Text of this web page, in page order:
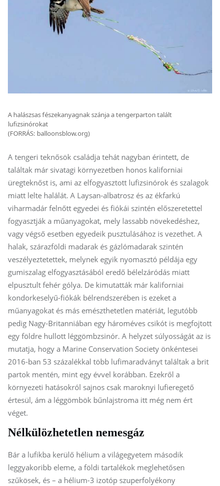
A halászsas fészekanyagnak szánja a tengerparton talált
lufizsinórokat
(FORRÁS: balloonsblow.org)
A tengeri teknősök családja tehát nagyban érintett, de
találtak már sivatagi környezetben honos kaliforniai
üregteknőst is, ami az elfogyasztott lufizsinórok és szalagok
miatt lelte halálát. A Laysan-albatrosz és az ékfarkú
viharmadár felnőtt egyedei és fiókái szintén előszeretettel
fogyasztják a műanyagokat, mely lassabb növekedéshez,
vagy végső esetben egyedeik pusztulásához is vezethet. A
halak, szárazföldi madarak és gázlómadarak szintén
veszélyeztetettek, melynek egyik nyomasztó példája egy
gumiszalag elfogyasztásából eredő bélelzáródás miatt
elpusztult fehér gólya. De kimutatták már kaliforniai
kondorkeselyű-fiókák bélrendszerében is ezeket a
műanyagokat és más emészthetetlen matériát, legutóbb
pedig Nagy-Britanniában egy hároméves csikót is megfojtott
egy földre hullott léggömbzsinór. A helyzet súlyosságát az is
mutatja, hogy a Marine Conservation Society önkéntesei
2016-ban 53 százalékkal több lufimaradványt találtak a brit
partok mentén, mint egy évvel korábban. Ezekről a
környezeti hatásokról sajnos csak maroknyi lufieregető
értesül, ám a léggömbök bűnlajstroma itt még nem ért
véget.
Nélkülözhetetlen nemesgáz
Bár a lufikba kerülő hélium a világegyetem második
leggyakoribb eleme, a földi tartalékok meglehetősen
szűkösek, és – a hélium-3 izotóp szuperfolyékony